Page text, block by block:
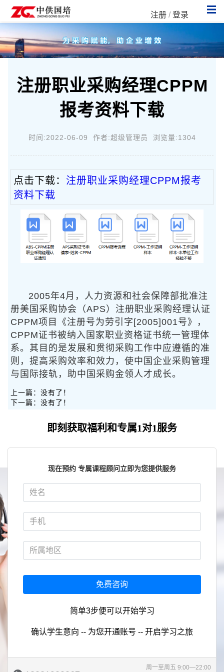
注册 /登录
注册职业采购经理CPPM
报考资料下载
时间:2022-06-09 作者:超级管理员 浏览量:1304
点击下载： 注册职业采购经理CPPM报考
资料下载
2005年4月，人力资源和社会保障部批准注
册美国采购协会（APS）注册职业采购经理认证
CPPM项目《注册号为劳引字[2005]001号》，
CPPM证书被纳入国家职业资格证书统一管理体
系。其目的是发展和贯彻采购工作中应遵循的准
则，提高采购效率和效力，使中国企业采购管理
与国际接轨，助中国采购金领人才成长。
上一篇：没有了！
下一篇：没有了！
即刻获取福利和专属1对1服务
现在预约 专属课程顾问立即为您提供服务
免费咨询
简单3步便可以开始学习
确认学生意向 -- 为您开通账号 -- 开启学习之旅
周一至周五 9:00—22:00